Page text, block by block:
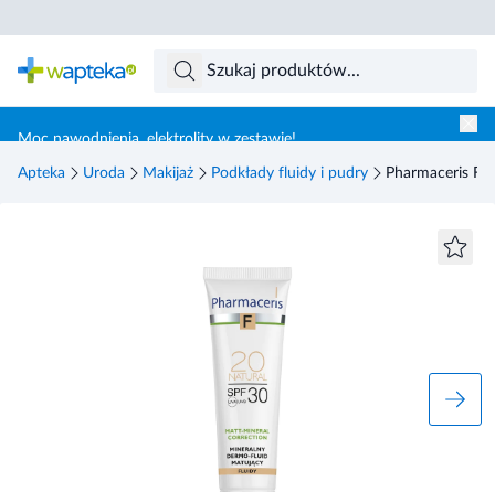
Moc nawodnienia, elektrolity w zestawie!
Apteka Uroda Makijaż Podkłady fluidy i pudry Pharmaceris F